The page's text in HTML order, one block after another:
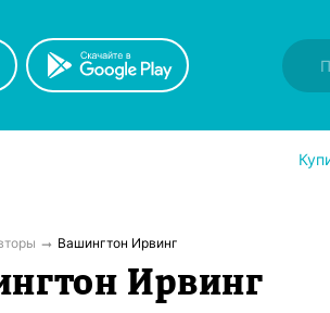
Вашингтон Ирвинг
Ирвинг